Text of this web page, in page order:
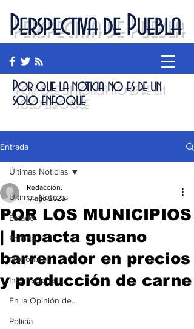
Perspectiva de Puebla
Por que la noticia no es de un
solo enfoque
Entrada
Últimas Noticias
Estado
Política
Nacional
Internacional
En la Opinión de...
Policía
Últimas Noticias
POR LOS MUNICIPIOS
| Impacta gusano
barrenador en precios
y producción de carne
Redacción.
17 ago 2025